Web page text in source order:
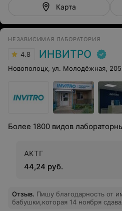
Карта
НЕЗАВИСИМАЯ ЛАБОРАТОРИЯ
4.8 ИНВИТРО
Новополоцк, ул. Молодёжная, 205
Более 1800 видов
АКТГ
44,24 руб.
Отзыв. Пишу благодарность от
бабушки,которая 14 ноября